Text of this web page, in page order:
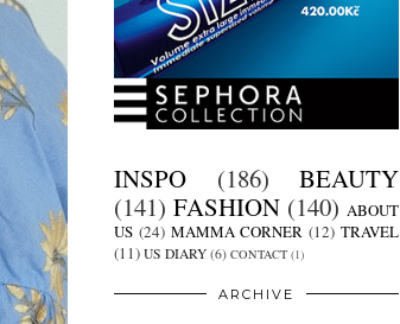
INSPO (186)
BEAUTY
(141) FASHION (140) ABOUT
US (24) MAMMA CORNER (12) TRAVEL
(11) US DIARY (6) CONTACT (1)
ARCHIVE